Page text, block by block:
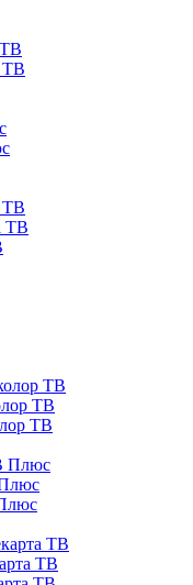
ТВ
ТВ
ТВ
ТВ
ТВ
ТВ
Плюс
ТВ
ТВ